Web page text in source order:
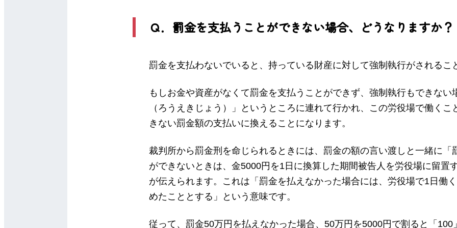
Ｑ．罰金を支払うことができない場合、どうなりますか？
罰金を支払わないでいると、持っている財産に対して強制執行がされるこ
もしお金や資産がなくて罰金を支払うことができず、強制執行もできない
（ろうえきじょう）」というところに連れて行かれ、この労役場で働くこ
きない罰金額の支払いに換えることになります。
裁判所から罰金刑を命じられるときには、罰金の額の言い渡しと一緒に「
ができないときは、金5000円を1日に換算した期間被告人を労役場に留置
が伝えられます。これは「罰金を払えなかった場合には、労役場で1日働
めたこととする」という意味です。
従って、罰金50万円を払えなかった場合、50万円を5000円で割ると「100